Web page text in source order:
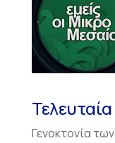
Γενοκτονία